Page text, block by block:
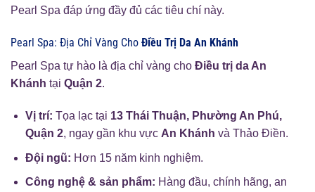
Pearl Spa đáp ứng đầy đủ các tiêu chí này.
Pearl Spa: Địa Chỉ Vàng Cho Điều Trị Da An Khánh
Pearl Spa tự hào là địa chỉ vàng cho Điều trị da An
Khánh tại Quận 2.
Vị trí: Tọa lạc tại 13 Thái Thuận, Phường An Phú,
Quận 2, ngay gần khu vực An Khánh và Thảo Điền.
Đội ngũ: Hơn 15 năm kinh nghiệm.
Công nghệ & sản phẩm: Hàng đầu, chính hãng, an